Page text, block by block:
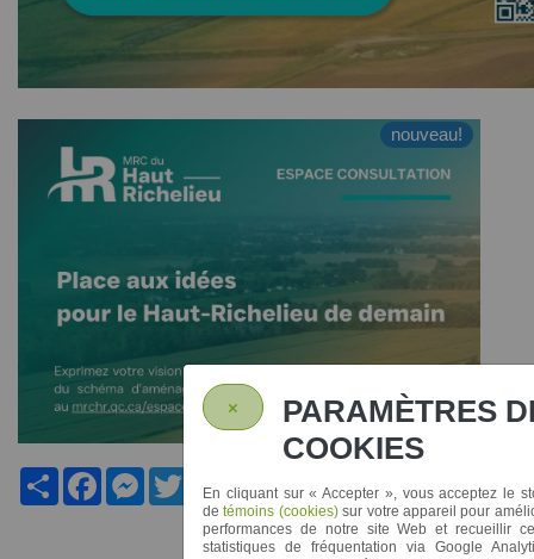
nouveau!
Share FacebookMessenger
×
PARAMÈTRES
COOKIES
En cliquant sur« Accepter », vous acceptez le
detémoins (cookies)sur votre appareil pour
performances de notre site Web et recueillir
statistiques de fréquentation via Google